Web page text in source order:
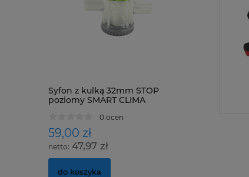
Syfon z kulką 32mm STOP
poziomy SMART CLIMA
0 ocen
59,00 zł
47,97 zł
do koszyka